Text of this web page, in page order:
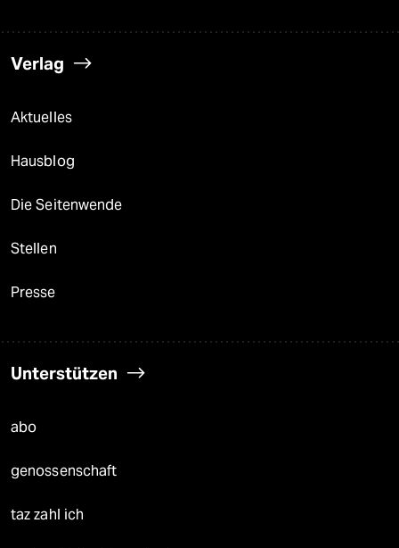
Verlag
Aktuelles
Hausblog
Die Seitenwende
Stellen
Presse
Unterstützen
abo
genossenschaft
taz zahl ich